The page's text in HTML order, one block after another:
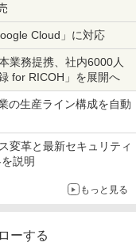
Cloud」に対応
業務提携、社内6000人
for RICOH」を展開へ
の生産ライン構成を自動
変革と最新セキュリティ
説明
もっと見る
ーする